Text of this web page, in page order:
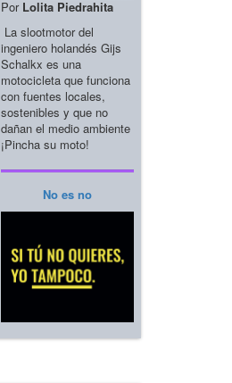
Por Lolita Piedrahita
La slootmotor del
ingeniero holandés Gijs
Schalkx es una
motocicleta que funciona
con fuentes locales,
sostenibles y que no
dañan el medio ambiente
¡Pincha su moto!
No es no